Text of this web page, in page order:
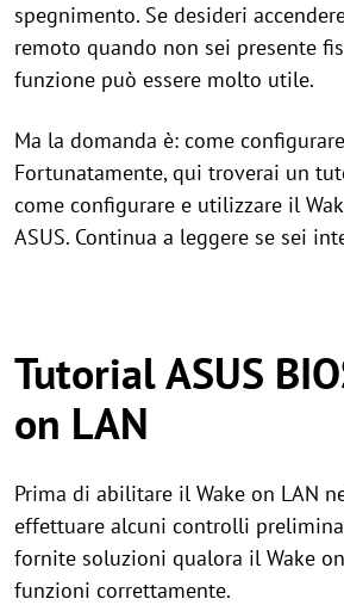
spegnimento. Se desideri
remoto quando non sei presente
funzione può essere molto utile.
Ma la domanda è: come
Fortunatamente, qui troverai un
come configurare e utilizzare il
ASUS. Continua a leggere se sei
Tutorial ASUS
on LAN
Prima di abilitare il Wake on LAN
effettuare alcuni controlli
fornite soluzioni qualora il Wake
funzioni correttamente.